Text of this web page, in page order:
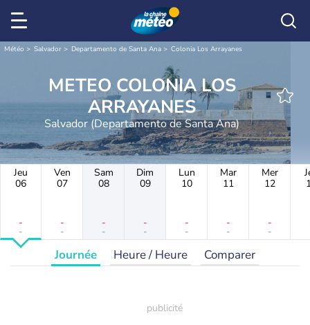
Météo Salvador Departamento de Santa Ana Colonia Los Arrayanes
METEO COLONIA LOS
ARRAYANES
Salvador (Departamento de Santa Ana)
Jeu
06
-
-
Ven
07
-
-
Sam
08
-
-
Dim
09
-
-
Lun
10
-
-
Mar
11
-
-
Mer
12
-
-
Journée Heure / Heure Comparer